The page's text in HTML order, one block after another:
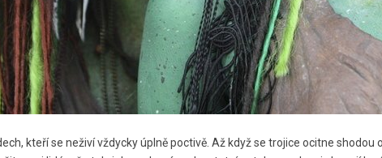
kteří se neživí vždycky úplně poctivě. Až když se trojice ocitne